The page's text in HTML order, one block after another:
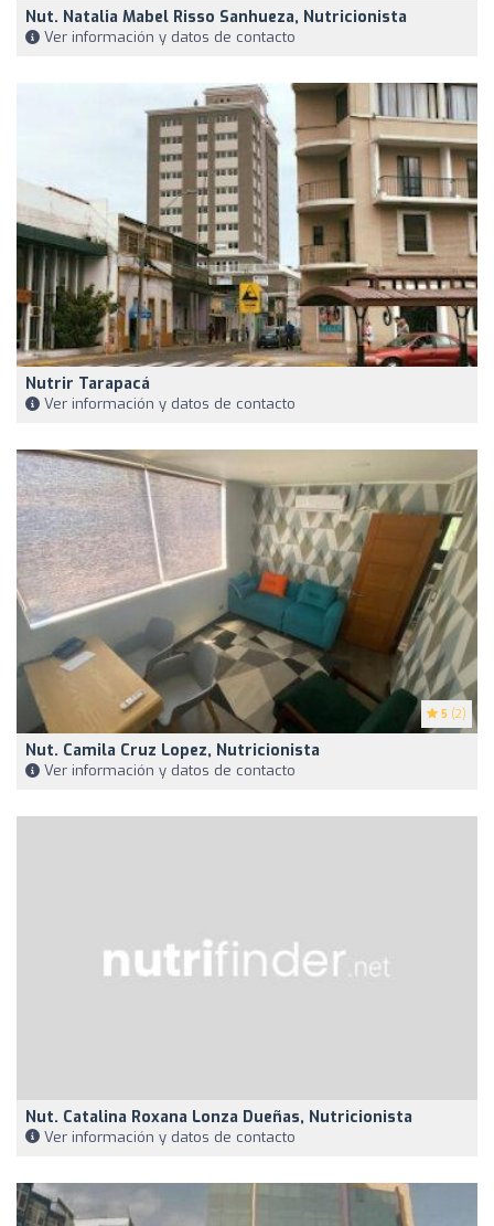
Nut. Natalia Mabel Risso Sanhueza, Nutricionista
Ver información y datos de contacto
Nutrir Tarapacá
Ver información y datos de contacto
5 (2)
Nut. Camila Cruz Lopez, Nutricionista
Ver información y datos de contacto
Nut. Catalina Roxana Lonza Dueñas, Nutricionista
Ver información y datos de contacto